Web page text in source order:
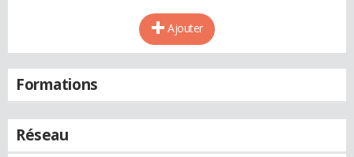
Ajouter
Formations
Réseau